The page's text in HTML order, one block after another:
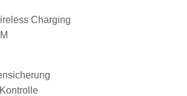
Charging